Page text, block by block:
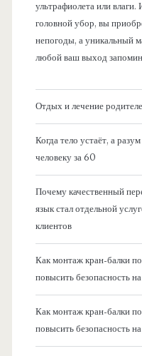
ультрафиолета или
головной убор, вы
непогоды, а уникальный
любой ваш выход
Отдых и лечение
Когда тело устаёт, а
человеку за 60
Почему качественный
язык стал отдельной
клиентов
Как монтаж кран-балки
повысить безопасность
Как монтаж кран-балки
повысить безопасность